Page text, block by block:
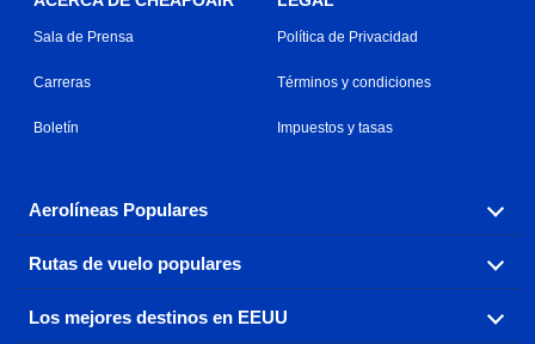
Sala de Prensa
Carreras
Boletín
Política de Privacidad
Términos y condiciones
Impuestos y tasas
Aerolíneas Populares
Explora nuestras opciones de tarifas aéreas baratas por
aerolínea, con más de 500 opciones para elegir.
Aeromexico
Rutas de vuelo populares
Reserva una de nuestras rutas de vuelo más populares
Los mejores destinos en EEUU